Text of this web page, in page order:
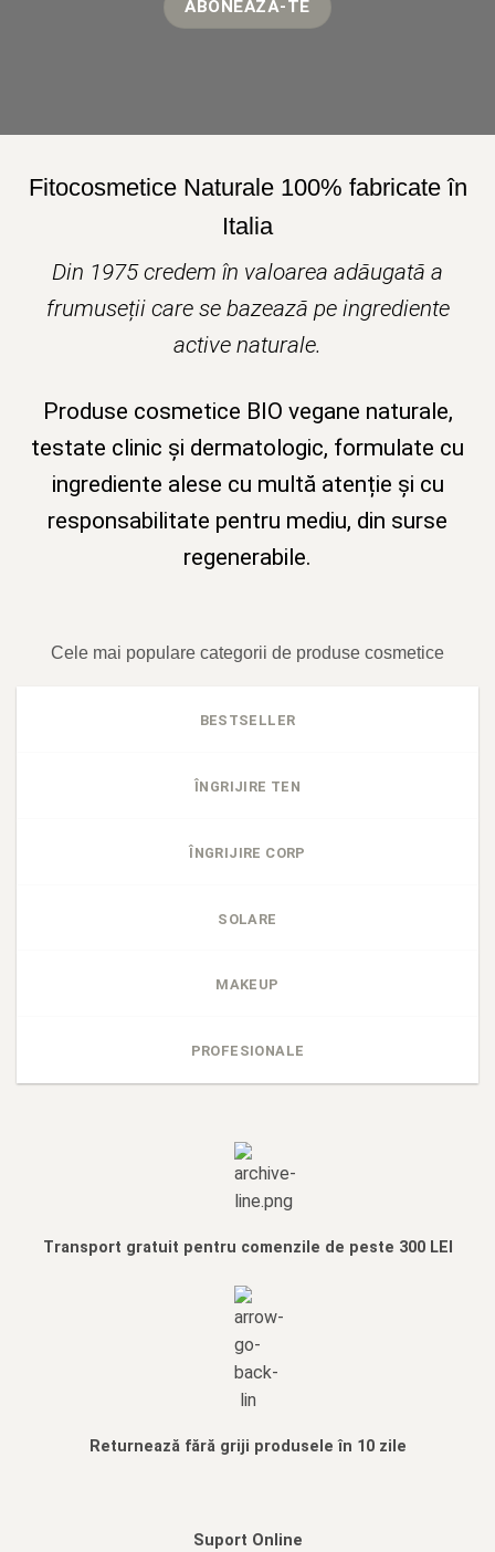
Fitocosmetice Naturale 100% fabricate în
Italia
Din 1975 credem în valoarea adăugată a
frumuseții care se bazează pe ingrediente
active naturale.
Produse cosmetice BIO vegane naturale,
testate clinic și dermatologic, formulate cu
ingrediente alese cu multă atenție și cu
responsabilitate pentru mediu, din surse
regenerabile.
Cele mai populare categorii de produse cosmetice
BESTSELLER
ÎNGRIJIRE TEN
ÎNGRIJIRE CORP
SOLARE
MAKEUP
PROFESIONALE
Transport gratuit pentru comenzile de peste 300 LEI
Returnează fără griji produsele în 10 zile
Suport Online